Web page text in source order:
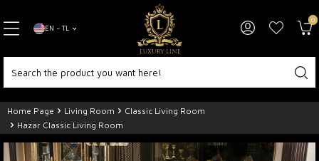
EN − TL
0
Home Page Living Room
Classic Living Room
Hazar Classic Living Room